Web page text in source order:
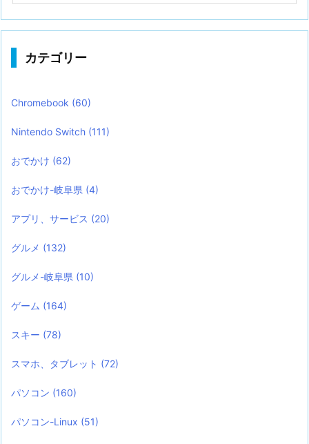
カテゴリー
Chromebook (60)
Nintendo Switch (111)
おでかけ (62)
おでかけ-岐阜県 (4)
アプリ、サービス (20)
グルメ (132)
グルメ-岐阜県 (10)
ゲーム (164)
スキー (78)
スマホ、タブレット (72)
パソコン (160)
パソコン-Linux (51)